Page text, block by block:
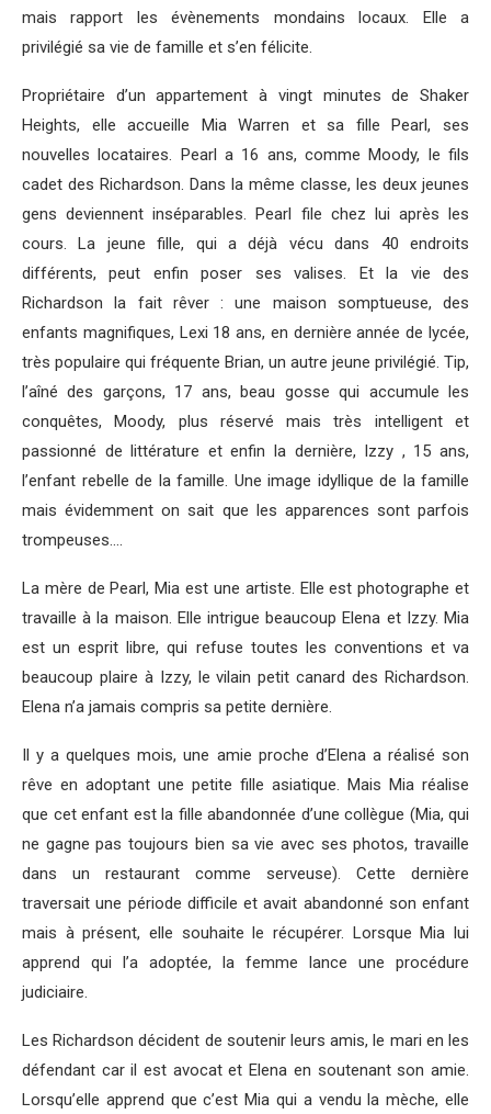
mais rapport les évènements mondains locaux. Elle a
privilégié sa vie de famille et s’en félicite.
Propriétaire d’un appartement à vingt minutes de Shaker
Heights, elle accueille Mia Warren et sa fille Pearl, ses
nouvelles locataires. Pearl a 16 ans, comme Moody, le fils
cadet des Richardson. Dans la même classe, les deux jeunes
gens deviennent inséparables. Pearl file chez lui après les
cours. La jeune fille, qui a déjà vécu dans 40 endroits
différents, peut enfin poser ses valises. Et la vie des
Richardson la fait rêver : une maison somptueuse, des
enfants magnifiques, Lexi 18 ans, en dernière année de lycée,
très populaire qui fréquente Brian, un autre jeune privilégié. Tip,
l’aîné des garçons, 17 ans, beau gosse qui accumule les
conquêtes, Moody, plus réservé mais très intelligent et
passionné de littérature et enfin la dernière, Izzy , 15 ans,
l’enfant rebelle de la famille. Une image idyllique de la famille
mais évidemment on sait que les apparences sont parfois
trompeuses….
La mère de Pearl, Mia est une artiste. Elle est photographe et
travaille à la maison. Elle intrigue beaucoup Elena et Izzy. Mia
est un esprit libre, qui refuse toutes les conventions et va
beaucoup plaire à Izzy, le vilain petit canard des Richardson.
Elena n’a jamais compris sa petite dernière.
Il y a quelques mois, une amie proche d’Elena a réalisé son
rêve en adoptant une petite fille asiatique. Mais Mia réalise
que cet enfant est la fille abandonnée d’une collègue (Mia, qui
ne gagne pas toujours bien sa vie avec ses photos, travaille
dans un restaurant comme serveuse). Cette dernière
traversait une période difficile et avait abandonné son enfant
mais à présent, elle souhaite le récupérer. Lorsque Mia lui
apprend qui l’a adoptée, la femme lance une procédure
judiciaire.
Les Richardson décident de soutenir leurs amis, le mari en les
défendant car il est avocat et Elena en soutenant son amie.
Lorsqu’elle apprend que c’est Mia qui a vendu la mèche, elle